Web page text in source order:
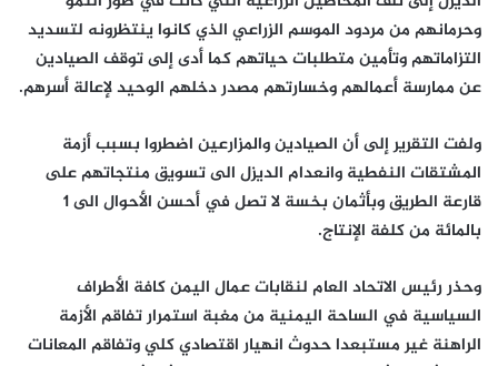
وحرمانهم من مردود الموسم الزراعي الذي كانوا ينتظرونه لتسديد
التزاماتهم وتأمين متطلبات حياتهم كما أدى إلى توقف الصيادين
عن ممارسة أعمالهم وخسارتهم مصدر دخلهم الوحيد لإعالة أسرهم.
ولفت التقرير إلى أن الصيادين والمزارعين اضطروا بسبب أزمة
المشتقات النفطية وانعدام الديزل الى تسويق منتجاتهم على
قارعة الطريق وبأثمان بخسة لا تصل في أحسن الأحوال الى 1
بالمائة من كلفة الإنتاج.
وحذر رئيس الاتحاد العام لنقابات عمال اليمن كافة الأطراف
السياسية في الساحة اليمنية من مغبة استمرار تفاقم الأزمة
الراهنة غير مستبعدا حدوث انهيار اقتصادي كلي وتفاقم المعانات